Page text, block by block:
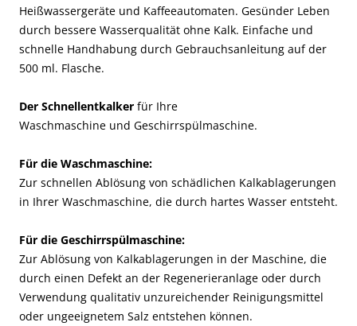
Heißwassergeräte und Kaffeeautomaten. Gesünder Leben
durch bessere Wasserqualität ohne Kalk. Einfache und
schnelle Handhabung durch Gebrauchsanleitung auf der
500 ml. Flasche.
Der Schnellentkalker für Ihre
Waschmaschine und Geschirrspülmaschine.
Für die Waschmaschine:
Zur schnellen Ablösung von schädlichen Kalkablagerungen
in Ihrer Waschmaschine, die durch hartes Wasser entsteht.
Für die Geschirrspülmaschine:
Zur Ablösung von Kalkablagerungen in der Maschine, die
durch einen Defekt an der Regenerieranlage oder durch
Verwendung qualitativ unzureichender Reinigungsmittel
oder ungeeignetem Salz entstehen können.